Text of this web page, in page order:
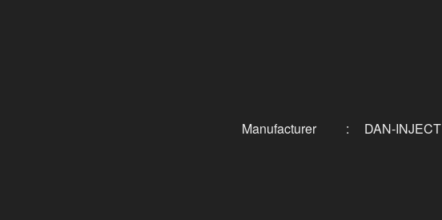
Manufacturer : DAN-INJECT